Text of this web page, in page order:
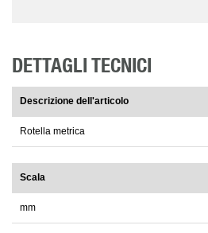
DETTAGLI TECNICI
Descrizione dell'articolo
Rotella metrica
Scala
mm